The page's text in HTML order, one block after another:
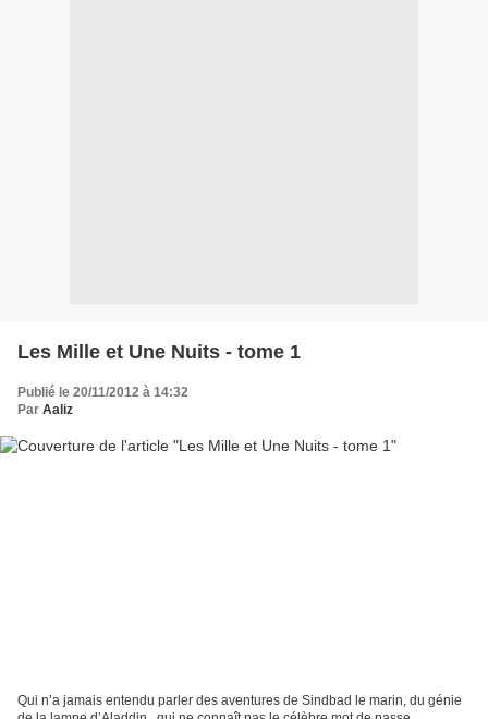
Les Mille et Une Nuits - tome 1
Publié le 20/11/2012 à 14:32
Par Aaliz
Qui n’a jamais entendu parler des aventures de Sindbad le marin, du génie